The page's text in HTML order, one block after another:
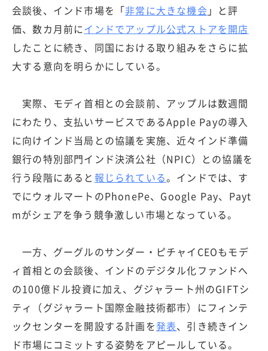
会談後、インド市場を「非常に大きな機会 」と評
価、数カ月前にインドでアップル公式ストアを開店
したことに続き、同国における取り組みをさらに拡
大する意向を明らかにしている。
実際、モディ首相との会談前、アップルは数週間
にわたり、支払いサービスであるApple Payの導入
に向けインド当局との協議を実施、近々インド準備
銀行の特別部門インド決済公社（NPIC）との協議を
行う段階にあると 報じられている。インドでは、す
でにウォルマートのPhonePe、Google Pay、Payt
mがシェアを争う競争激しい市場となっている。
一方、グーグルのサンダー・ピチャイCEOもモデ
ィ首相との会談後、インドのデジタル化ファンドへ
の100億ドル投資に加え、グジャラート州のGIFTシ
ティ（グジャラート国際金融技術都市）にフィンテ
ックセンターを開設する計画を発表、引き続きイン
ド市場にコミットする姿勢をアピールしている。